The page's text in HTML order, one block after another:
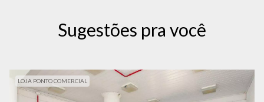
Sugestões pra você
LOJA PONTO COMERCIAL